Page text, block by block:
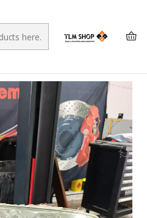
Iluminação Ópticas
II (A5) 1Z1941017P